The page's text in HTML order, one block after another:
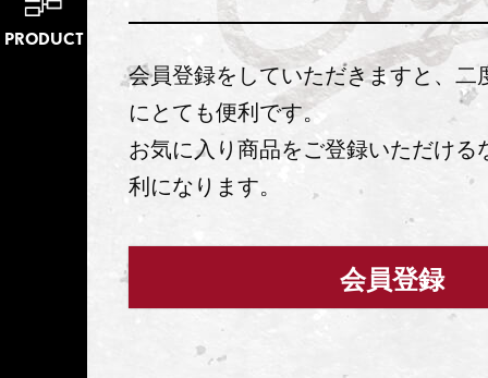
PRODUCT
会員登録をしていただきますと、二
にとても便利です。
お気に入り商品をご登録いただける
利になります。
会員登録